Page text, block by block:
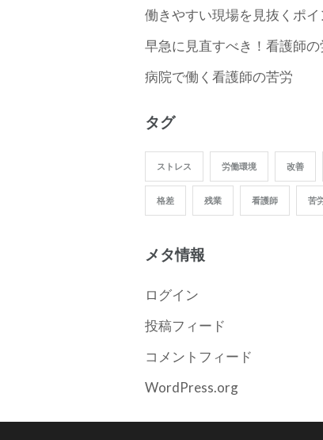
働きやすい現場を見抜くポイ
早急に見直すべき！看護師
病院で働く看護師の苦労
タグ
ストレス 労働環境 改善
格差 残業 看護師 苦
メタ情報
ログイン
投稿フィード
コメントフィード
WordPress.org